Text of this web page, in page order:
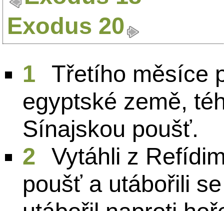
Exodus 20
1
Třetího měsíce
egyptské země,
Sínajskou poušť.
2
Vytáhli z
poušť a utábořili